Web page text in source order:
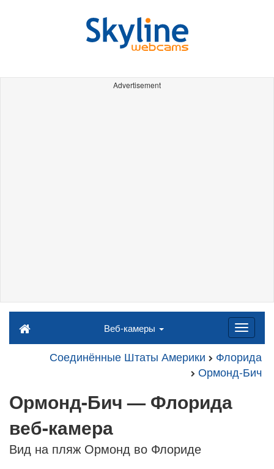
Advertisement
Веб-камеры
Соединённые Штаты Америки
Флорида
Ормонд-Бич
Ормонд-Бич — Флорида
веб-камера
Вид на пляж Ормонд во Флориде